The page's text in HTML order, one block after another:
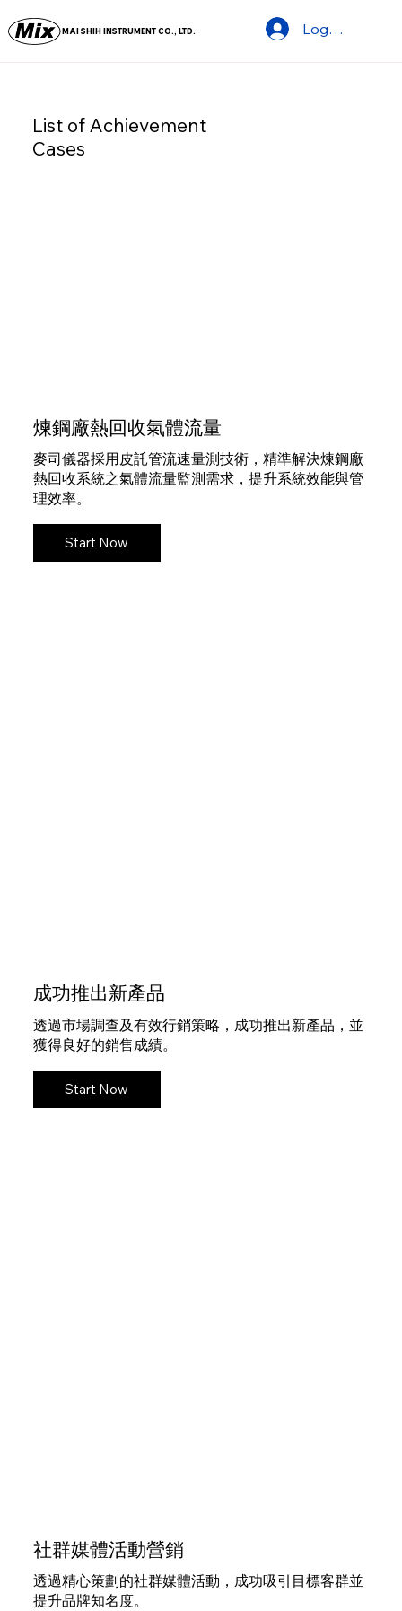
MAI SHIH INSTRUMENT CO., LTD. Log In
List of Achievement
Cases
煉鋼廠熱回收氣體流量
麥司儀器採用皮託管流速量測技術，精準解決煉鋼廠
熱回收系統之氣體流量監測需求，提升系統效能與管
理效率。
Start Now
成功推出新產品
透過市場調查及有效行銷策略，成功推出新產品，並
獲得良好的銷售成績。
Start Now
社群媒體活動營銷
透過精心策劃的社群媒體活動，成功吸引目標客群並
提升品牌知名度。